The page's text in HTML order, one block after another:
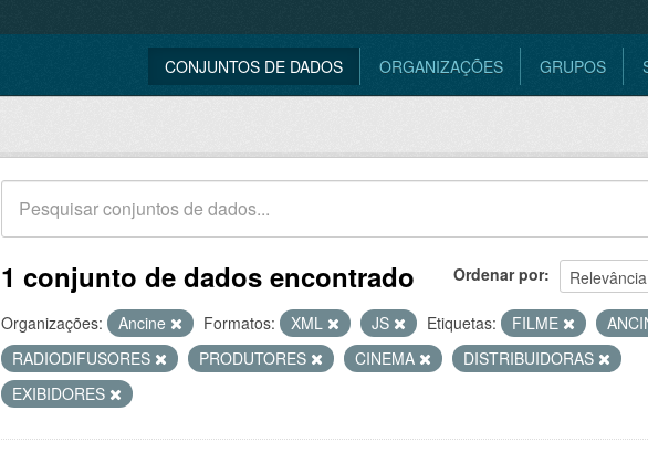
CONJUNTOS DE DADOS ORGANIZAÇÕES GRUPOS
Ordenar por
1 conjunto de dados encontrado
Organizações: Ancine Formatos: XML JS Etiquetas: FILME
RADIODIFUSORES
PRODUTORES CINEMA
DISTRIBUIDORAS
EXIBIDORES